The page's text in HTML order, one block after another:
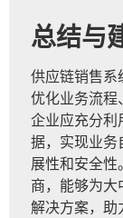
总结与
供应链销售系
优化业务流程
企业应充分利
据，实现业务
展性和安全性
商，能够为大
解决方案，